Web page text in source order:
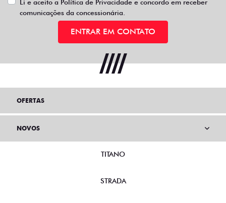
Li e aceito a Política de Privacidade e concordo em receber
comunicações da concessionária.
ENTRAR EM CONTATO
OFERTAS
NOVOS
TITANO
STRADA